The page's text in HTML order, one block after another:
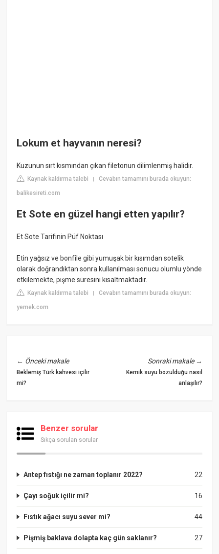
Lokum et hayvanın neresi?
Kuzunun sırt kısmından çıkan filetonun dilimlenmiş halidir.
Kaynak kaldırma talebi |Cevabın tamamını burada okuyun:
balikesireti.com
Et Sote en güzel hangi etten yapılır?
Et Sote Tarifinin Püf Noktası
Etin yağsız ve bonfile gibi yumuşak bir kısımdan sotelik
olarak doğrandıktan sonra kullanılması sonucu olumlu yönde
etkilemekte, pişme süresini kısaltmaktadır.
Kaynak kaldırma talebi |Cevabın tamamını burada okuyun:
yemek.com
← Önceki makale
Beklemiş Türk kahvesi içilir
mi?
Sonraki makale→
Kemik suyu bozulduğu nasıl
anlaşılır?
Benzer sorular
Sıkça sorulan sorular
22
Antep fıstığı ne zaman toplanır 2022?
16
Çayı soğuk içilir mi?
44
Fıstık ağacı suyu sever mi?
27
Pişmiş baklava dolapta kaç gün saklanır?